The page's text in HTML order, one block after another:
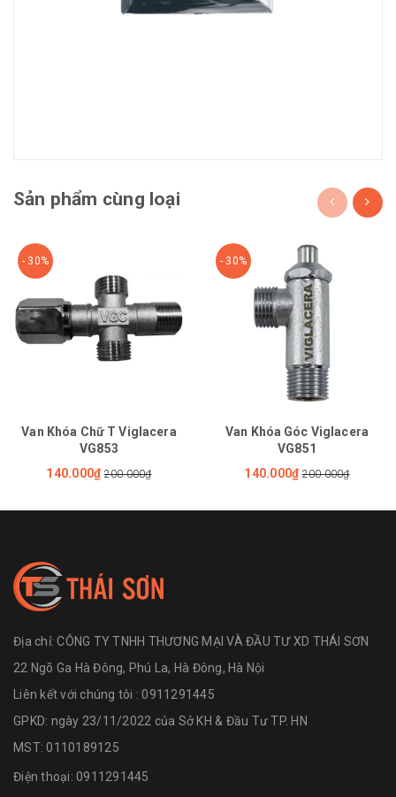
Sản phẩm cùng loại
- 30%
Van Khóa Chữ T Viglacera
VG853
140.000₫ 200.000₫
- 30%
Van Khóa Góc Viglacera
VG851
140.000₫ 200.000₫
Địa chỉ:CÔNG TY TNHH THƯƠNG MẠI VÀ ĐẦU TƯ XD THÁI SƠN
22 Ngõ Ga Hà Đông, Phú La, Hà Đông, Hà Nội
Liên kết với chúng tôi : 0911291445
GPKD: ngày 23/11/2022 của Sở KH & Đầu Tư TP. HN
MST: 0110189125
Điện thoại: 0911291445